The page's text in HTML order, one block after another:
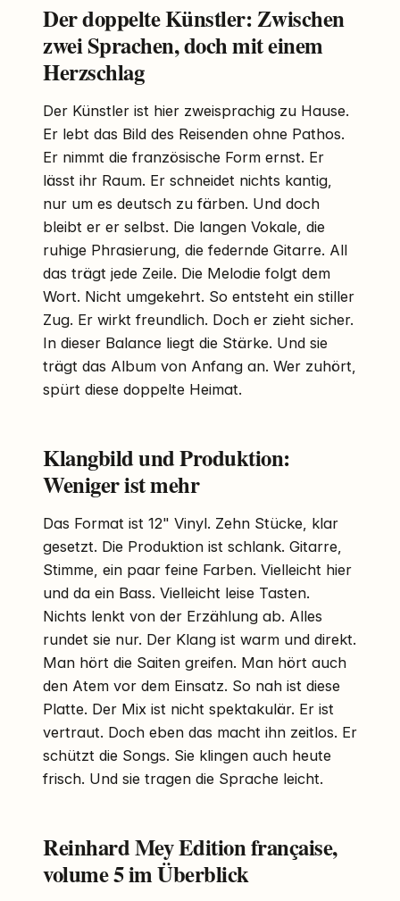
Der doppelte Künstler: Zwischen
zwei Sprachen, doch mit einem
Herzschlag
Der Künstler ist hier zweisprachig zu Hause.
Er lebt das Bild des Reisenden ohne Pathos.
Er nimmt die französische Form ernst. Er
lässt ihr Raum. Er schneidet nichts kantig,
nur um es deutsch zu färben. Und doch
bleibt er er selbst. Die langen Vokale, die
ruhige Phrasierung, die federnde Gitarre. All
das trägt jede Zeile. Die Melodie folgt dem
Wort. Nicht umgekehrt. So entsteht ein stiller
Zug. Er wirkt freundlich. Doch er zieht sicher.
In dieser Balance liegt die Stärke. Und sie
trägt das Album von Anfang an. Wer zuhört,
spürt diese doppelte Heimat.
Klangbild und Produktion:
Weniger ist mehr
Das Format ist 12" Vinyl. Zehn Stücke, klar
gesetzt. Die Produktion ist schlank. Gitarre,
Stimme, ein paar feine Farben. Vielleicht hier
und da ein Bass. Vielleicht leise Tasten.
Nichts lenkt von der Erzählung ab. Alles
rundet sie nur. Der Klang ist warm und direkt.
Man hört die Saiten greifen. Man hört auch
den Atem vor dem Einsatz. So nah ist diese
Platte. Der Mix ist nicht spektakulär. Er ist
vertraut. Doch eben das macht ihn zeitlos. Er
schützt die Songs. Sie klingen auch heute
frisch. Und sie tragen die Sprache leicht.
Reinhard Mey Edition française,
volume 5 im Überblick